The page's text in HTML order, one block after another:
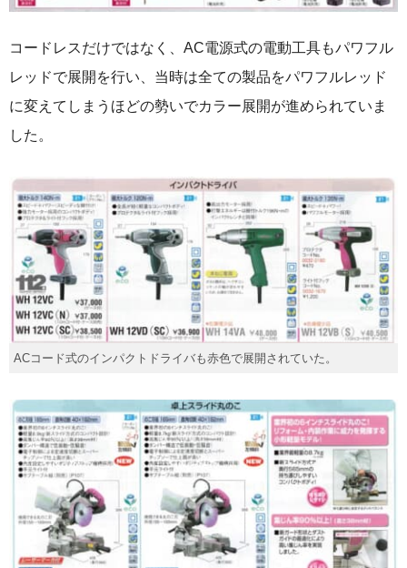
コードレスだけではなく、AC電源式の電動工具もパワフル
レッドで展開を行い、当時は全ての製品をパワフルレッド
に変えてしまうほどの勢いでカラー展開が進められていま
した。
ACコード式のインパクトドライバも赤色で展開されていた。